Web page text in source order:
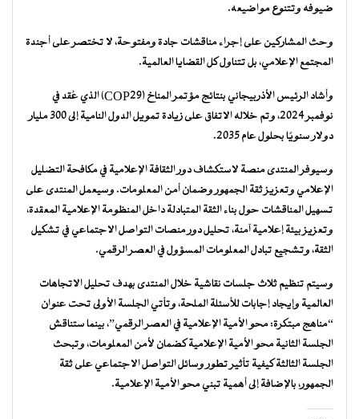
ضيوفه وتتنوع مواضيعه.
وحث المشاركين على إجراء مناقشات جادة ومفتوحة، لا تختصر على أجندة
المجتمع الإعلامي، بل تتناول كل القضايا العالمية.
وأشاد الرئيس الأذربيجاني بنتائج مؤتمر المناخ (COP29) الذي عُقد في
نوفمبر 2024، وتم خلاله الاتفاق على زيادة تمويل الدول النامية إلى 300 مليار
دولار سنويًا بحلول عام 2035.
وسيوفر المنتدى منصة لاستكشاف دور الثقافة الإعلامية في مكافحة التضليل
الإعلامي وتعزيز ثقة الجمهور وضمان أمن المعلومات. وسيعمل المنتدى على
تسهيل المناقشات حول بناء الثقة المتبادلة داخل المنظومة الإعلامية المعقدة،
وتعزيز بيئة إعلامية آمنة، تحليل دور منصات التواصل الاجتماعي في تشكيل
الثقة، وتشجيع تبادل المعلومات المسؤول في العصر الرقمي.
وسيتم تنظيم ثلاث جلسات نقاشية خلال المنتدى بهدف تحليل الاتجاهات
العالمية وإيجاد إجابات للأسئلة الملحة، وتأتي الجلسة الأولى تحت عنوان
“مناهج مبتكرة: محو الأمية الإعلامية في العصر الرقمي”، بينما ستناقش
الجلسة الثانية محو الأمية الإعلامية كضمان لأمن المعلومات، وتبحث
الجلسة الثالثة كيفية تأثير تطور وسائل التواصل الاجتماعي على ثقة
الجمهور، بالإضافة إلى أهمية تبني محو الأمية الإعلامية.